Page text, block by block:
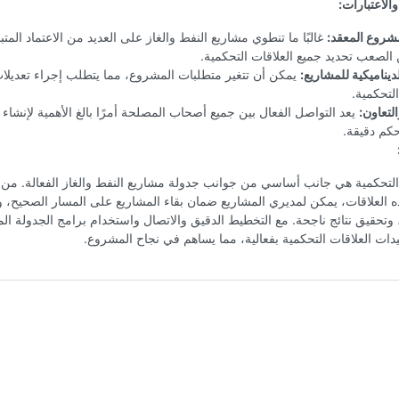
المعقد: غالبًا ما تنطوي مشاريع النفط والغاز على العديد من الاعتماد
تحديد جميع العلاقات التحكمية.
للمشاريع: يمكن أن تتغير متطلبات المشروع، مما يتطلب إجراء
يعد التواصل الفعال بين جميع أصحاب المصلحة أمرًا بالغ الأهمية
دقيقة.
التحكمية هي جانب أساسي من جوانب جدولة مشاريع النفط والغاز الفعالة.
العلاقات، يمكن لمديري المشاريع ضمان بقاء المشاريع على المسار الصحيح،
وتحقيق نتائج ناجحة. مع التخطيط الدقيق والاتصال واستخدام برامج الجدولة
العلاقات التحكمية بفعالية، مما يساهم في نجاح المشروع.